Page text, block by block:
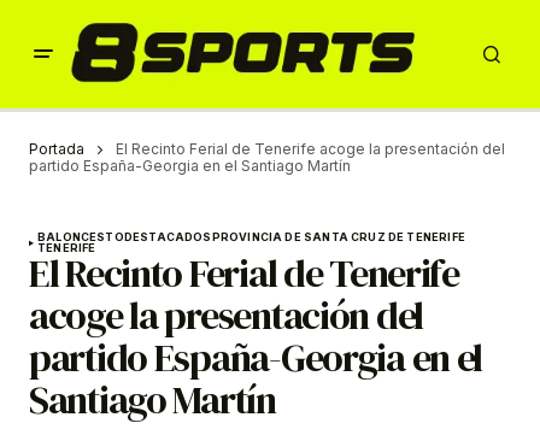
Portada
El Recinto Ferial de Tenerife acoge la presentación del
partido España-Georgia en el Santiago Martín
BALONCESTODESTACADOSPROVINCIA DE SANTA CRUZ DE TENERIFE
TENERIFE
El Recinto Ferial de Tenerife
acoge la presentación del
partido España-Georgia en el
Santiago Martín